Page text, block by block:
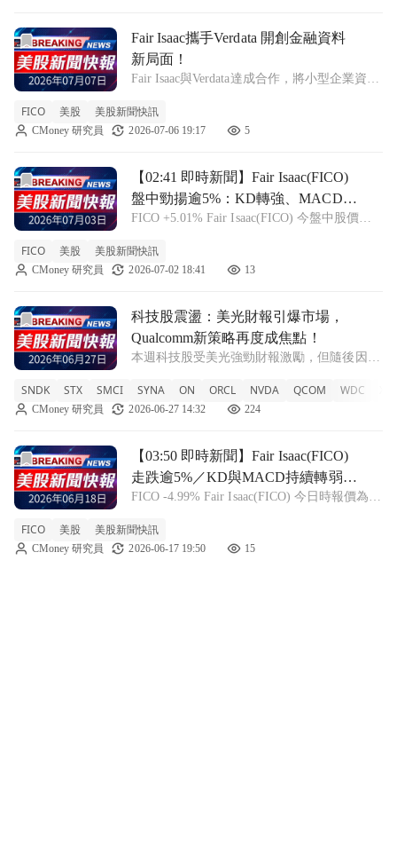
前往Fair Isaac攜手Verdata 開創金融資料新局面！文章頁
Fair Isaac攜手Verdata 開創金融資料
新局面！
Fair Isaac與Verdata達成合作，將小型企業資料
評估。 FICO +1.51% 在一項引人注目的合作
中，Fair Isaac(FIC
FICO 美股 美股新聞快訊
CMoney 研究員 2026-07-06 19:17 5
前往【02:41 即時新聞】Fair Isaac(FICO) 盤中勁揚逾5%：
【02:41 即時新聞】Fair Isaac(FICO)
盤中勁揚逾5%：KD轉強、MACD收
斂推動反彈
FICO +5.01% Fair Isaac(FICO) 今盤中股價勁
5.00%，延續近幾個交易日自低檔 1090-1100
美元區間反彈走勢，顯示逢低買
FICO 美股 美股新聞快訊
CMoney 研究員 2026-07-02 18:41 13
前往科技股震盪：美光財報引爆市場，Qualcomm新策略再
科技股震盪：美光財報引爆市場，
Qualcomm新策略再度成焦點！
本週科技股受美光強勁財報激勵，但隨後因AI
者關注行業動態與未來展望。 SNDK -10.46%
STX -12.24% SMCI -3.31% SYNA
SNDK STX SMCI SYNA ON ORCL NVDA QCOM WDC
CMoney 研究員 2026-06-27 14:32 224
前往【03:50 即時新聞】Fair Isaac(FICO) 走跌逾5%／KD與
【03:50 即時新聞】Fair Isaac(FICO)
走跌逾5%／KD與MACD持續轉弱、
股價跌破短期支撐
FICO -4.99% Fair Isaac(FICO) 今日時報價為
檔走勢。技術面顯示，自 6 月初高檔拉回後，
股價已自 1,296.36
FICO 美股 美股新聞快訊
CMoney 研究員 2026-06-17 19:50 15